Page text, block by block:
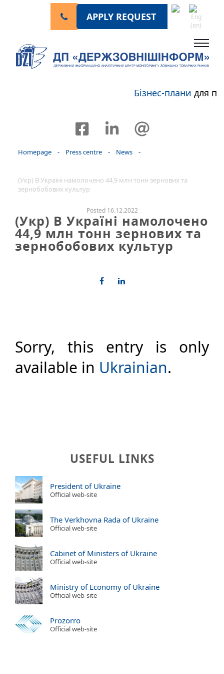
APPLY REQUEST
Бізнес-планидля
Homepage - Press centre - News -
(Укр) В Україні намолочено 44,9 млн тонн зернових та
зернобобових культур
Posted 16.12.2022
(Укр) В Україні намолочено
44,9 млн тонн зернових та
зернобобових культур
Sorry, this entry is only
available in Ukrainian.
USEFUL LINKS
President of Ukraine
Official web-site
The Verkhovna Rada of Ukraine
Official web-site
Cabinet of Ministers of Ukraine
Official web-site
Ministry of Economy of Ukraine
Official web-site
Prozorro
Official web-site